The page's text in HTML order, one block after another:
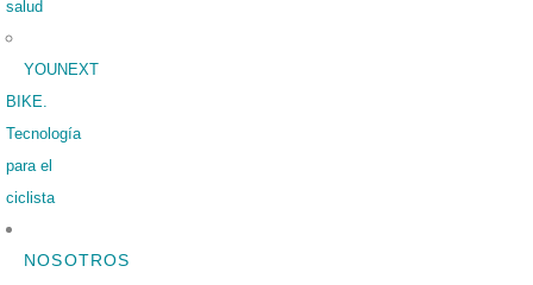
salud
YOUNEXT
BIKE.
Tecnología
para el
ciclista
NOSOTROS